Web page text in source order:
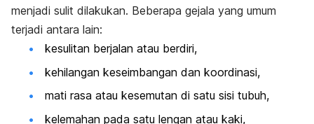
menjadi sulit dilakukan. Beberapa gejala yang umum
terjadi antara lain:
kesulitan berjalan atau berdiri,
kehilangan keseimbangan dan koordinasi,
mati rasa atau kesemutan di satu sisi tubuh,
kelemahan pada satu lengan atau kaki,